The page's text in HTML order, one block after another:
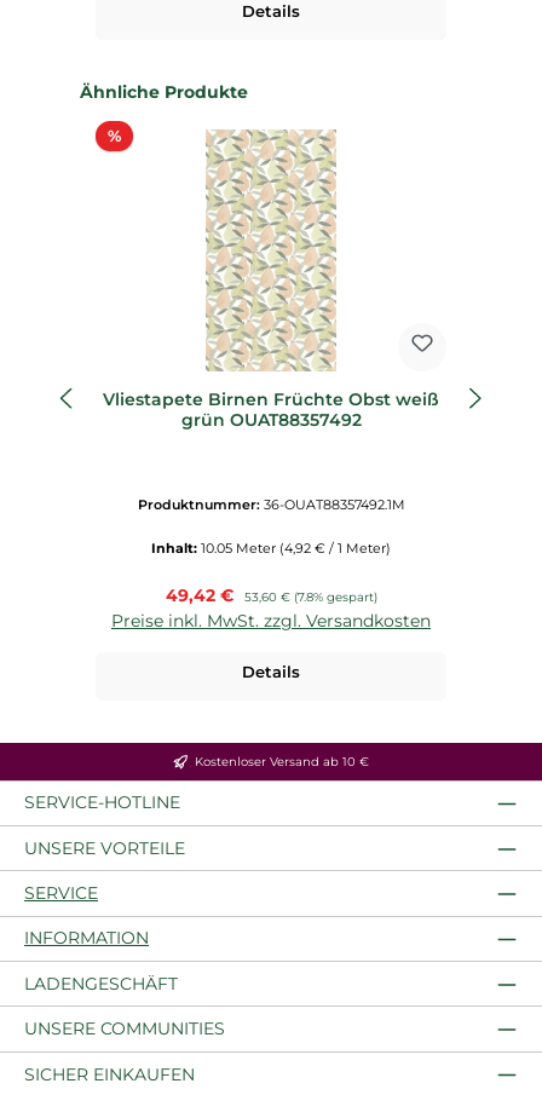
Details
Produktgalerie überspringen
Ähnliche Produkte
%Rabatt
Vliestapete Birnen Früchte Obst weiß
grün OUAT88357492
Produktnummer: 36-OUAT88357492.1M
Inhalt: 10.05 Meter (4,92 € / 1 Meter)
Verkaufspreis:
49,42 € Regulärer Preis:
53,60 € (7.8% gespart)
Preise inkl. MwSt. zzgl. Versandkosten
Details
Kostenloser Versand ab 10 €
SERVICE-HOTLINE
UNSERE VORTEILE
SERVICE
INFORMATION
LADENGESCHÄFT
UNSERE COMMUNITIES
SICHER EINKAUFEN